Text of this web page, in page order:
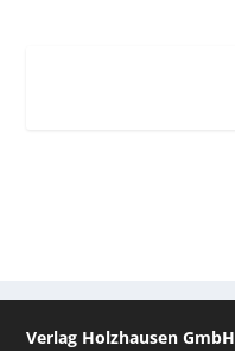
Verlag Holzhausen GmbH